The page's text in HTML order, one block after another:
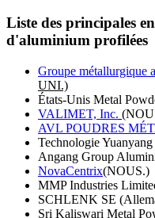
Liste des principales
d'aluminium profilées
Groupe métallurgique
UNI.)
États-Unis Metal
VALIMET, Inc.
AVL POUDRES
Technologie
Angang Group
NovaCentrix(NOUS.)
MMP Industries
SCHLENK SE
Sri Kaliswari Metal